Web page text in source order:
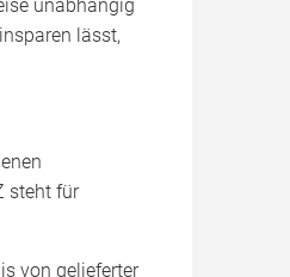
unabhängig
lässt,
steht für
von gelieferter